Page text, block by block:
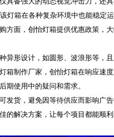
灯箱在各种复杂环境中也能稳定
方面，创怡灯箱提供优惠政策，
异形设计，如圆形、波浪形等
箱制作厂家，创怡灯箱在响应速
期使用中的疑问和需求。
发货，避免因等待供应而影响广
的解决方案，让每个项目都能顺